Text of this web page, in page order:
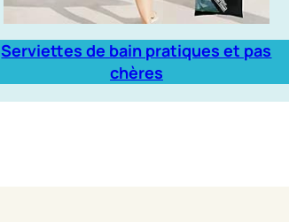
Serviettes de bain pratiques et pas
chères